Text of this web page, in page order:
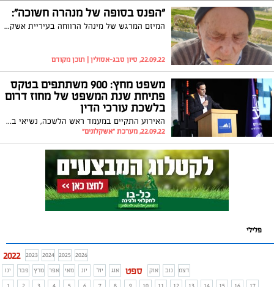
"הפנס בסופה של מנהרה חשוכה":
המיזם המרגש של מינהל הרווחה בעיריית אשקלון עבור אזרחים ותיקים. צמיחה, פריחה ומה שביניהם
22.09.22, סיון סבג-אסולין | תוכן מקודם
משפט מחץ: 900 משתתפים בטקס
פתיחת שנת המשפט של מחוז דרום
בלשכת עורכי הדין
האירוע התקיים במעמד ראש הלשכה, נשיאי בתי משפט המחוזי, השלום ובית הדין האזורי לעבודה, שופטים ובכירי עולם המשפט במחוז הדרום. יו"ר מחוז דרום בלשכת עורכי הדין, עו"ד אלעד דנוך סקר את פעילות המחוז, הודה למשתתפים, וסיפר על הערבות ההדדית: "זה המחוז שלנו, כולם נכנסים תחת האלונקה – איש אחד בלב אחד"
22.09.22, מערכת "אשקלונים"
פלילי
2022 2023 2024 2025 2026
ינו
פבר מרץ אפר מאי יונ יול אוג ספט אוק נוב
דצמ